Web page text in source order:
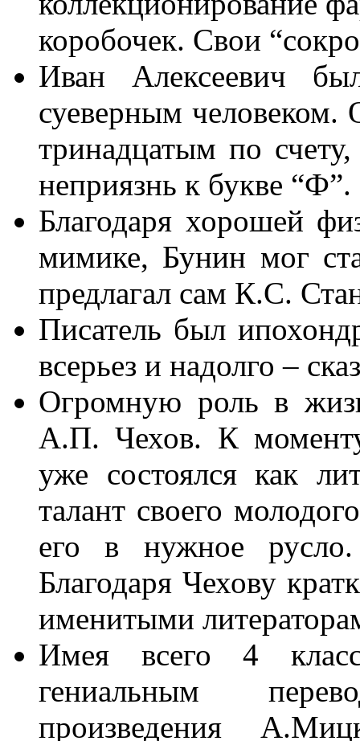
коробочек. Свои
Иван Алексеевич
суеверным человеком.
тринадцатым по
неприязнь к букве “Ф”.
Благодаря хорошей
мимике, Бунин мог
предлагал сам К.С.
Писатель был
всерьез и надолго –
Огромную роль в
А.П. Чехов. К
уже состоялся как
талант своего
его в нужное
Благодаря Чехову
именитыми
Имея всего 4
гениальным
произведения